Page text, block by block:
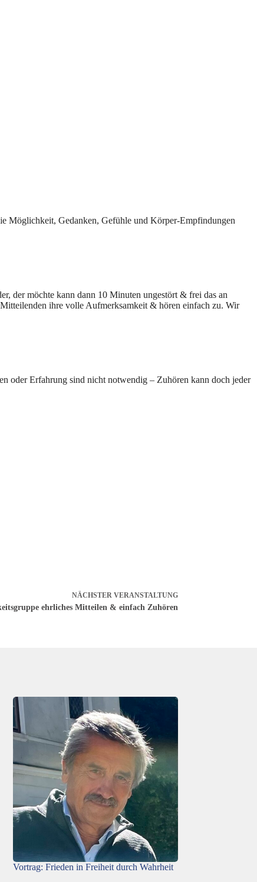
Möglichkeit, Gedanken, Gefühle und Körper-Empfindungen
der möchte kann dann 10 Minuten ungestört & frei das an
ihre volle Aufmerksamkeit & hören einfach zu. Wir
oder Erfahrung sind nicht notwendig – Zuhören kann doch jeder
NÄCHSTER VERANSTALTUNG
ehrliches Mitteilen & einfach Zuhören
Vortrag: Frieden in Freiheit durch Wahrheit